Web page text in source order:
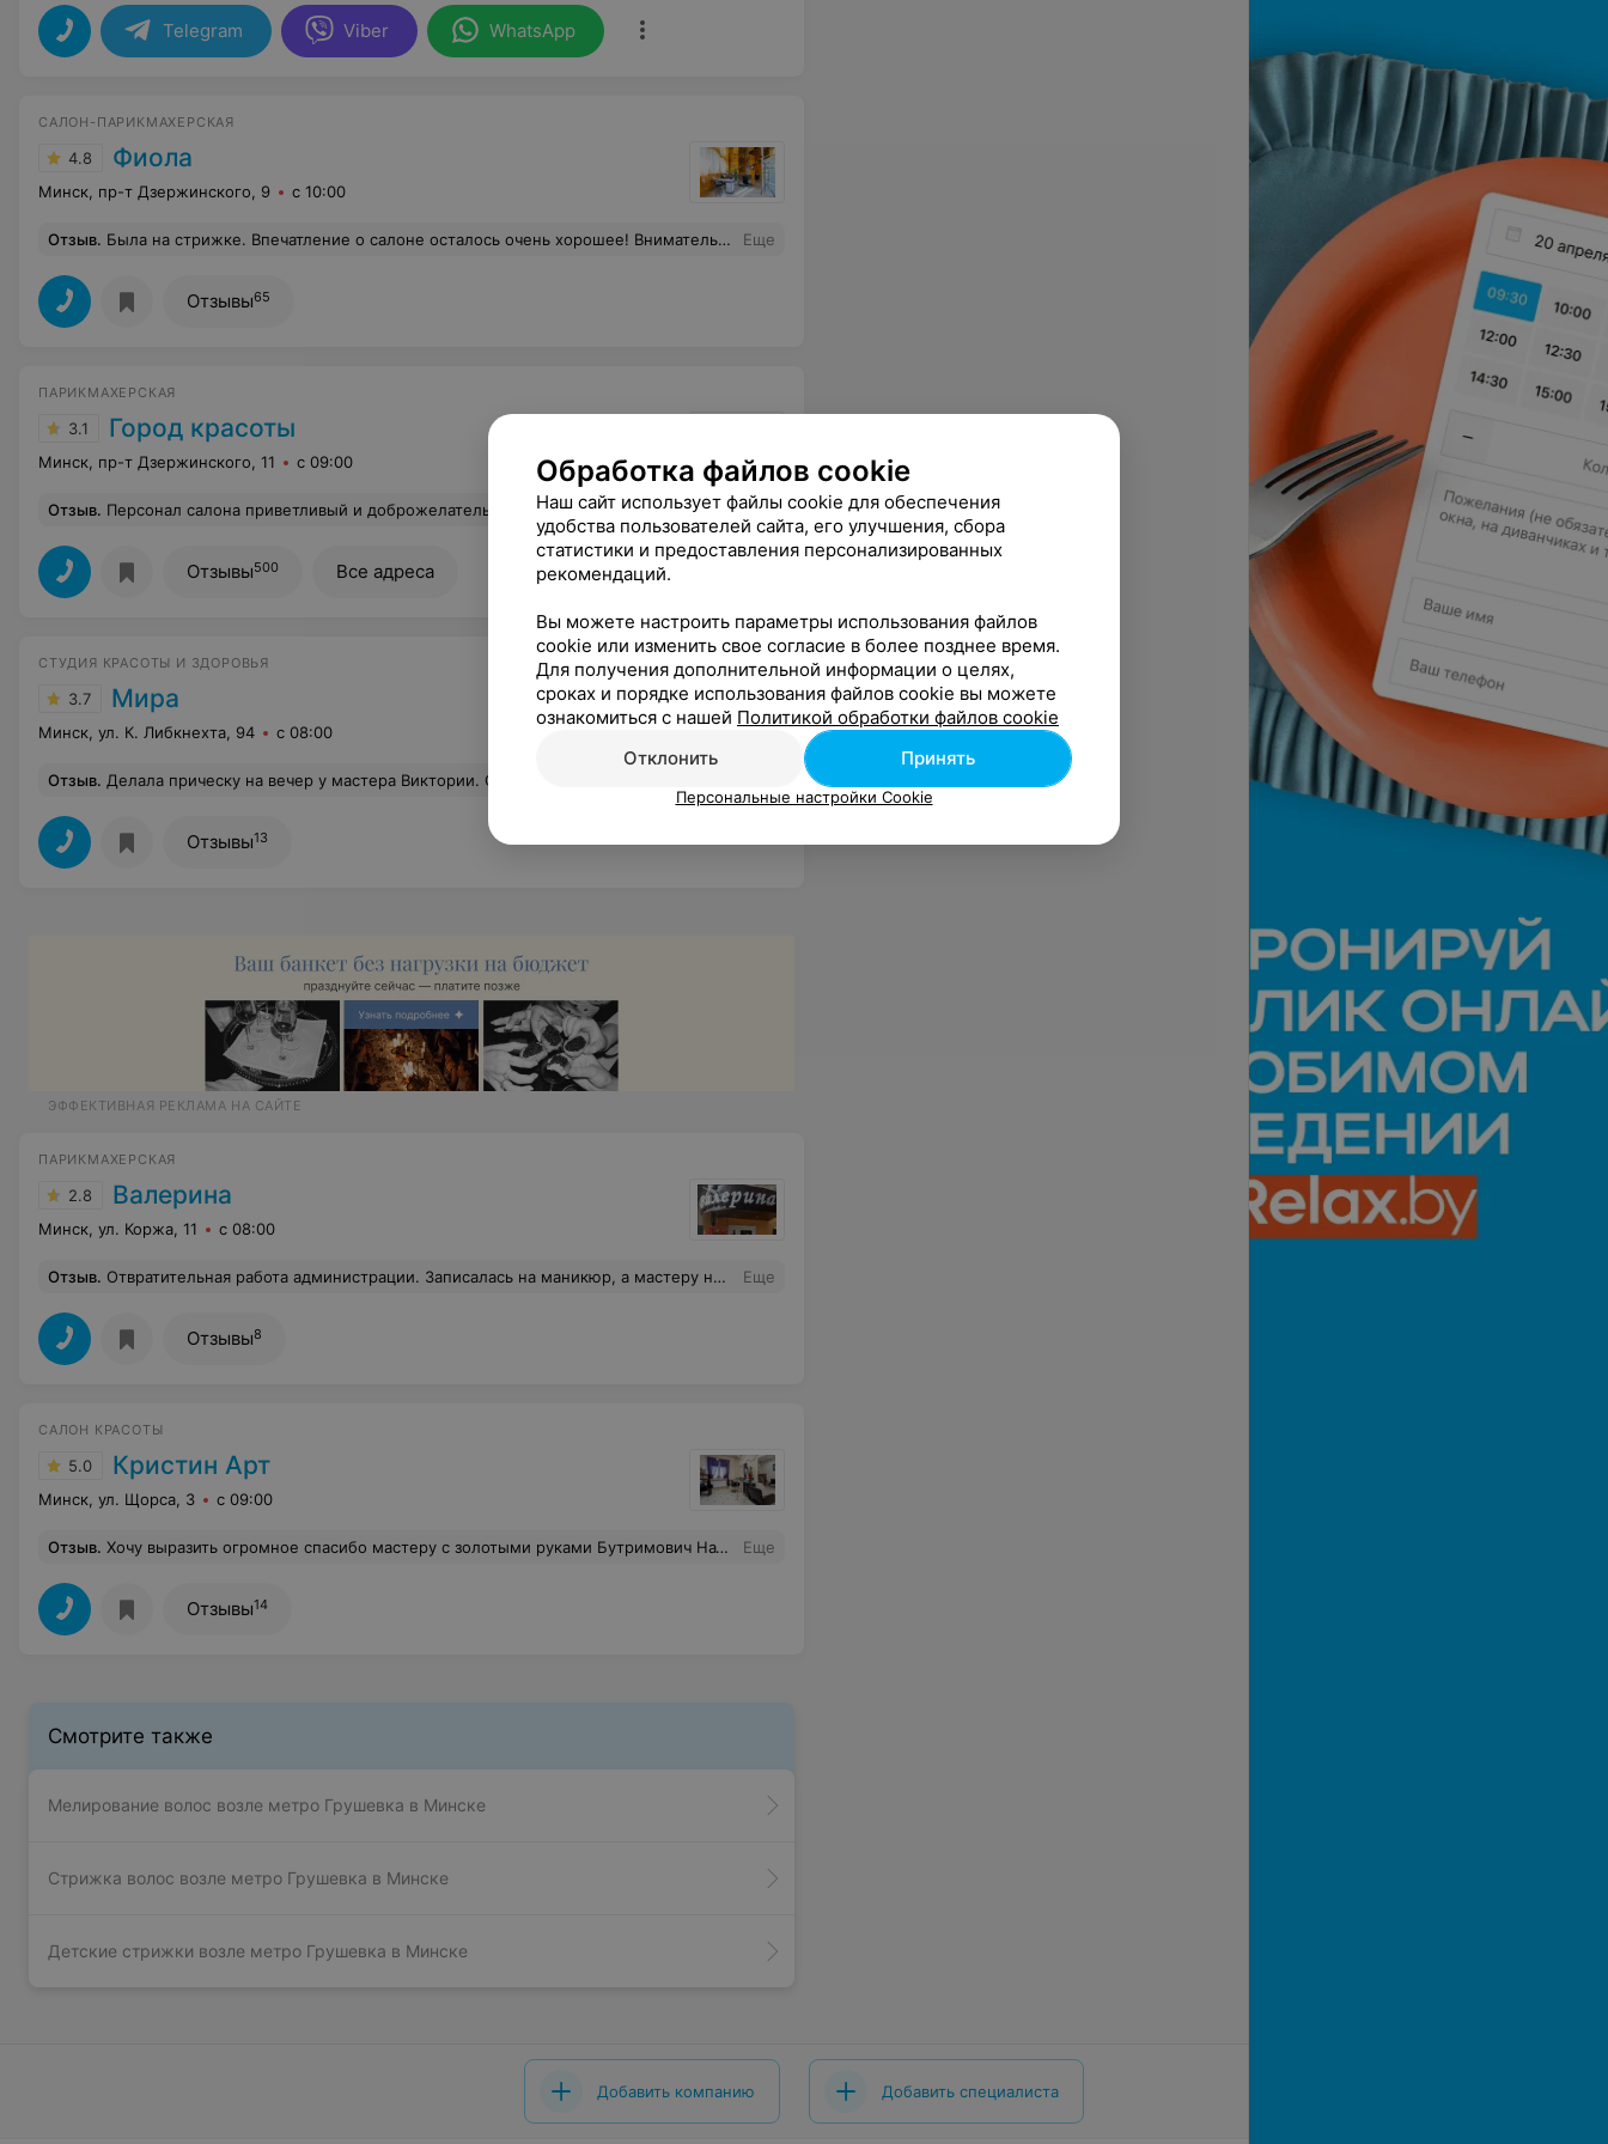
Telegram Viber WhatsApp
САЛОН-ПАРИКМАХЕРСКАЯ
4.8 Фиола
Минск, пр-т Дзержинского, 9 с 10:00
Отзыв. Была на стрижке. Впечатление о салоне осталось очень хорошее! Внимательные и профессиональные мастера! Приятная и расслабляющая атмосфера. Спасибо)) Еще
Отзывы65
ПАРИКМАХЕРСКАЯ
3.1 Город красоты
Минск, пр-т Дзержинского, 11 с 09:00
Отзыв. Персонал салона приветливый и доброжелательный. Мастер Алина выполнила свою работу аккуратно и быстро. Осталась очень довольна результатом))) Еще
Отзывы500 Все адреса
СТУДИЯ КРАСОТЫ И ЗДОРОВЬЯ
3.7 Мира
Минск, ул. К. Либкнехта, 94 с 08:00
Отзыв. Делала прическу на вечер у мастера Виктории. Супер! Рекомендую!
Отзывы13
ЭФФЕКТИВНАЯ РЕКЛАМА НА САЙТЕ
ПАРИКМАХЕРСКАЯ
2.8 Валерина
Минск, ул. Коржа, 11 с 08:00
Отзыв. Отвратительная работа администрации. Записалась на маникюр, а мастеру не сказали, о том, что у него клиент. И в назначенное время мастера в парикмахерской не было, и быстро она приехать не может и заменить некем. В результате осталась без маникюра, на который очень рассчитывала. Очень неприятно такое отношение, совершенно не ценят время и планы клиентов. Еще
Отзывы8
САЛОН КРАСОТЫ
5.0 Кристин Арт
Минск, ул. Щорса, 3 с 09:00
Отзыв. Хочу выразить огромное спасибо мастеру с золотыми руками Бутримович Наталье,она действительно волшебница...творит чудеса...а главное ...ее предложения по поводу перевоплощения (колорирования)попадают в самую точку...да и не только,она профессионально выполнит стрижку,укладку...выходя от нее чувствуешь себя на 10 лет моложе...Спасибо огромное!!! Еще
Отзывы14
Смотрите также
Мелирование волос возле метро Грушевка в Минске
Стрижка волос возле метро Грушевка в Минске
Детские стрижки возле метро Грушевка в Минске
Добавить компанию Добавить специалиста
Обработка файлов cookie
Наш сайт использует файлы cookie для обеспечения
удобства пользователей сайта, его улучшения, сбора
статистики и предоставления персонализированных
рекомендаций.
Вы можете настроить параметры использования файлов
cookie или изменить свое согласие в более позднее время.
Для получения дополнительной информации о целях,
сроках и порядке использования файлов cookie вы можете
ознакомиться с нашей Политикой обработки файлов cookie
Отклонить
Принять
Персональные настройки Cookie